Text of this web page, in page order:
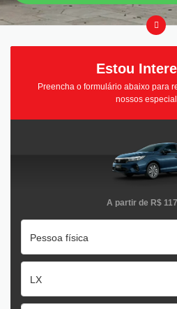
Estou
Preencha o formulário abaixo para
nossos
A partir de R$
Pessoa física
LX